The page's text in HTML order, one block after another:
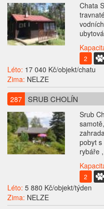
Chata
2
Léto: 17 040 Kč/objekt/chatu
Zima: NELZE
287 SRUB CHOLÍN
Srub
pobyt
rybáře
2
Léto: 5 880 Kč/objekt/týden
Zima: NELZE